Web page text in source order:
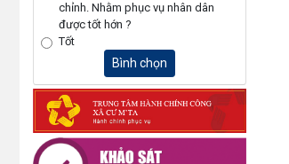
chỉnh. Nhằm phục vụ nhân dân
được tốt hớn ?
Tốt
Bình chọn